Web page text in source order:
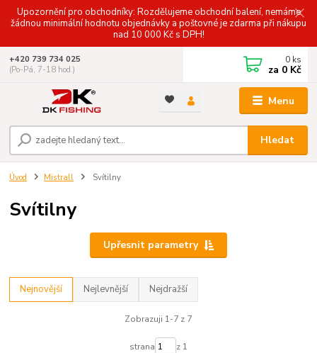
Upozornění pro obchodníky: Rozdělujeme obchodní balení, nemáme
žádnou minimální hodnotu objednávky a poštovné je zdarma při nákupu
nad 10 000 Kč s DPH!
Menu
Hledat
+420 739 734 025
(Po-Pá, 7-18 hod.)
0 ks
za 0 Kč
Úvod Mistrall Svítilny
Svítilny
Upřesnit parametry
Nejnovější Nejlevnější Nejdražší
Zobrazuji 1-7 z 7
strana z 1